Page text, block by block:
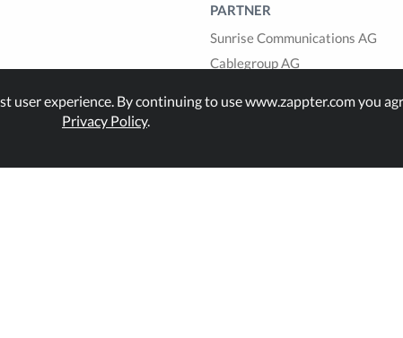
PARTNER
Sunrise Communications AG
Cablegroup AG
user experience. By continuing to use www.zappter.com you
Privacy Policy.